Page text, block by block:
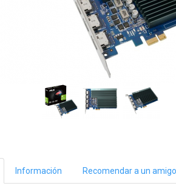
Información Recomendar a un amigo